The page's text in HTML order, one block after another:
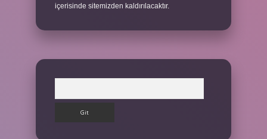
içerisinde sitemizden kaldırılacaktır.